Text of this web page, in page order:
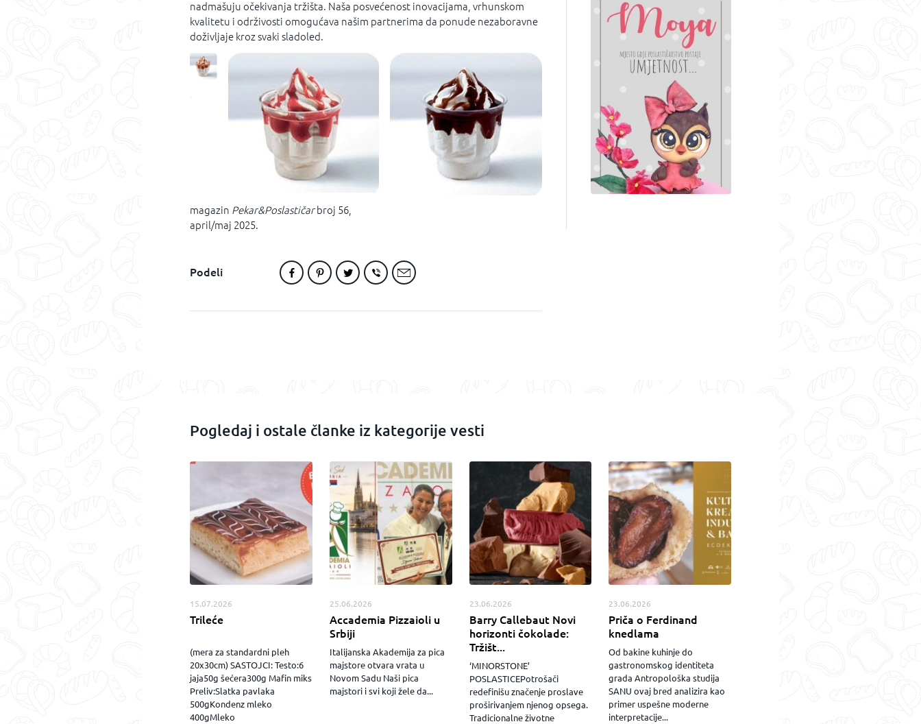
nadmašuju očekivanja tržišta. Naša posvećenost inovacijama, vrhunskom
kvalitetu i održivosti omogućava našim partnerima da ponude nezaboravne
doživljaje kroz svaki sladoled.
magazin Pekar&Poslastičarbroj 56,
april/maj 2025.
Podeli
Pogledaj i ostale članke iz kategorije vesti
15.07.2026
Trileće
(mera za standardni pleh
20x30cm) SASTOJCI: Testo:6
jaja50g šećera300g Mafin miks
Preliv:Slatka pavlaka
500gKondenz mleko
400gMleko
25.06.2026
Accademia Pizzaioli u
Srbiji
Italijanska Akademija za pica
majstore otvara vrata u
Novom Sadu Naši pica
majstori i svi koji žele da...
23.06.2026
Barry Callebaut Novi
horizonti čokolade:
Tržišt...
‘MINORSTONE’
POSLASTICEPotrošači
redefinišu značenje proslave
proširivanjem njenog opsega.
Tradicionalne životne
23.06.2026
Priča o Ferdinand
knedlama
Od bakine kuhinje do
gastronomskog identiteta
grada Antropološka studija
SANU ovaj bred analizira kao
primer uspešne moderne
interpretacije...